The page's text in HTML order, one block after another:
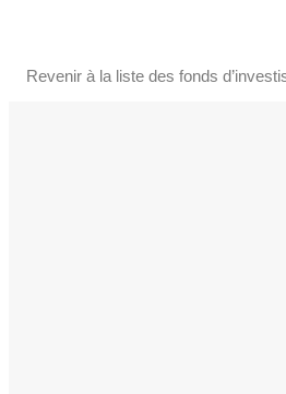
Revenir à la liste des fonds